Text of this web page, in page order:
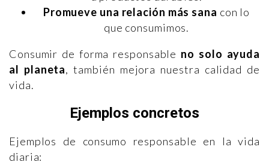
Promueve una relación más sana con lo
que consumimos.
Consumir de forma responsable no solo ayuda
al planeta, también mejora nuestra calidad de
vida.
Ejemplos concretos
Ejemplos de consumo responsable en la vida
diaria: